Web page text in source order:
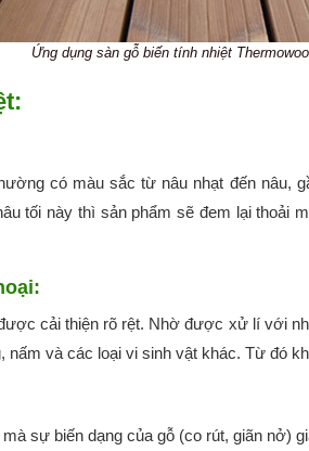
Ứng dụng sàn gỗ biến tính nhiệt
có màu sắc từ nâu nhạt đến nâu,
tối này thì sản phẩm sẽ đem lại thoải
cải thiện rõ rệt. Nhờ được xử lí với
nấm và các loại vi sinh vật khác. Từ đó
sự biến dạng của gỗ (co rút, giãn nở)